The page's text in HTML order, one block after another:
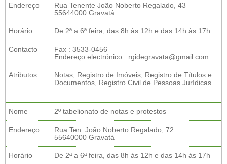
Endereço
Rua Tenente João Noberto Regalado, 43
55644000 Gravatá
Horário De 2ª a 6ª feira, das 8h às 12h e das 14h às 17h.
Contacto
Fax : 3533-0456
Endereço electrónico : rgidegravata@gmail.com
Atributos
Notas, Registro de Imóveis, Registro de Títulos e
Documentos, Registro Civil de Pessoas Jurídicas
Nome 2º tabelionato de notas e protestos
Endereço
Rua Ten. João Noberto Regalado, 72
55640000 Gravatá
Horário De 2ª a 6ª feira, das 8h às 12h e das 14h às 17h